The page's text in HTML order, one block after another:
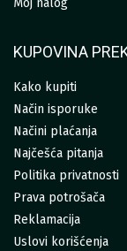
Moj nalog
KUPOVINA
Kako kupiti
Način isporuke
Načini plaćanja
Najčešća pitanja
Politika privatnosti
Prava potrošača
Reklamacija
Uslovi korišćenja